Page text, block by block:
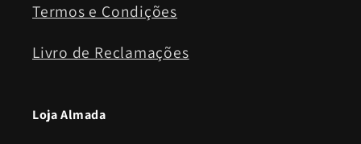
Termos e Condições
Livro de Reclamações
Loja Almada